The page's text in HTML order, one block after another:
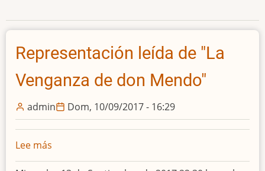
Representación leída de "La
Venganza de don Mendo"
admin Dom, 10/09/2017 - 16:29
Lee más
Representación